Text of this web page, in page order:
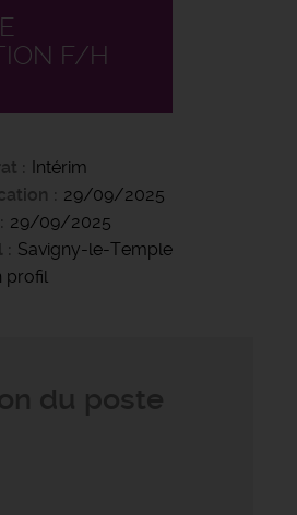
F/H
Intérim
29/09/2025
29/09/2025
Savigny-le-Temple
profil